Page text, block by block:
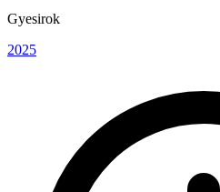
Gyesirok
2025